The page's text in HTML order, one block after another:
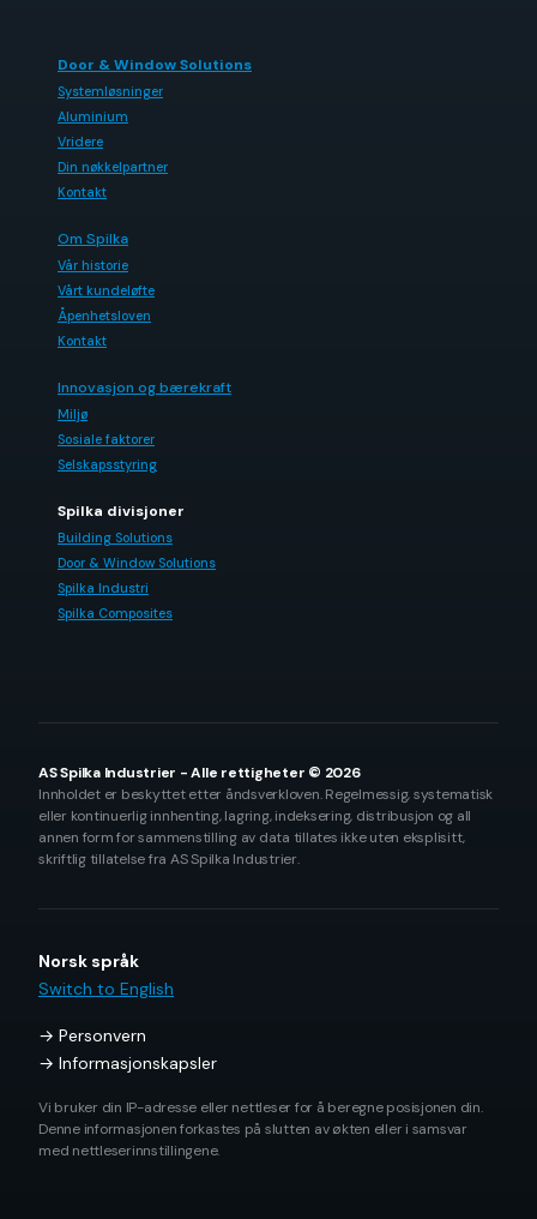
Door & Window Solutions
Systemløsninger
Aluminium
Vridere
Din nøkkelpartner
Kontakt
Om Spilka
Vår historie
Vårt kundeløfte
Åpenhetsloven
Kontakt
Innovasjon og bærekraft
Miljø
Sosiale faktorer
Selskapsstyring
Spilka divisjoner
Building Solutions
Door & Window Solutions
Spilka Industri
Spilka Composites
AS Spilka Industrier - Alle rettigheter © 2026
Innholdet er beskyttet etter åndsverkloven. Regelmessig, systematisk
eller kontinuerlig innhenting, lagring, indeksering, distribusjon og all
annen form for sammenstilling av data tillates ikke uten eksplisitt,
skriftlig tillatelse fra AS Spilka Industrier.
Norsk språk
Switch to English
Personvern
Informasjonskapsler
Vi bruker din IP-adresse eller nettleser for å beregne posisjonen din.
Denne informasjonen forkastes på slutten av økten eller i samsvar
med nettleserinnstillingene.